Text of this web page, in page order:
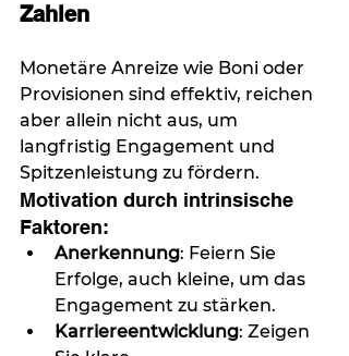
Zahlen
Monetäre Anreize wie Boni oder
Provisionen sind effektiv, reichen
aber allein nicht aus, um
langfristig Engagement und
Spitzenleistung zu fördern.
Motivation durch intrinsische
Faktoren:
Anerkennung: Feiern Sie
Erfolge, auch kleine, um das
Engagement zu stärken.
Karriereentwicklung: Zeigen